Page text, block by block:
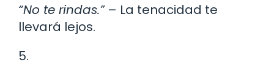
“No te rindas.”– La tenacidad te
llevará lejos.
5.